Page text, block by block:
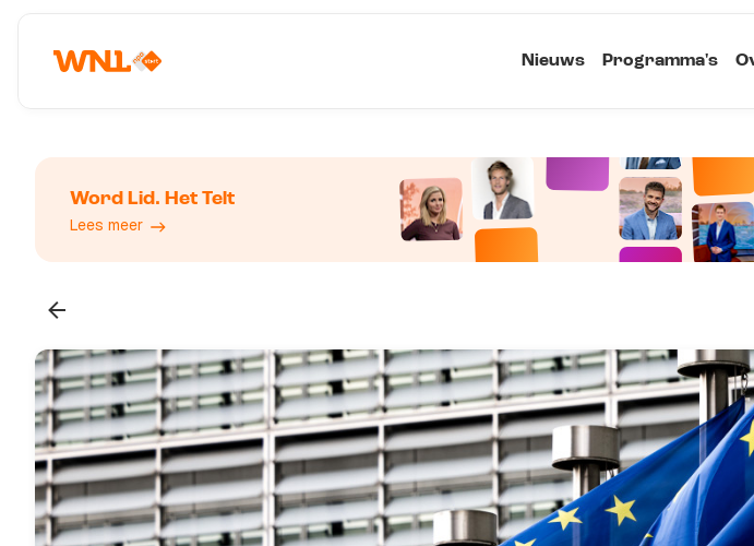
Nieuws Programma's
Word Lid. Het Telt
Lees meer